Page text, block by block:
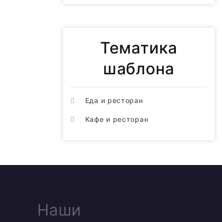
Тематика
шаблона
Еда и ресторан
Кафе и ресторан
Наши